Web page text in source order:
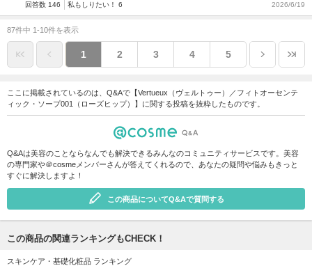
回答数 146 私もしりたい！ 6 2026/6/19
87件中 1-10件を表示
1 2 3 4 5
ここに掲載されているのは、Q&Aで【Vertueux（ヴェルトゥー）／フィトオーセンテ
ィック・ソープ001（ローズヒップ）】に関する投稿を抜粋したものです。
Q&Aは美容のことならなんでも解決できるみんなのコミュニティサービスです。美容
の専門家や＠cosmeメンバーさんが答えてくれるので、あなたの疑問や悩みもきっと
すぐに解決しますよ！
この商品についてQ&Aで質問する
この商品の関連ランキングもCHECK！
スキンケア・基礎化粧品 ランキング